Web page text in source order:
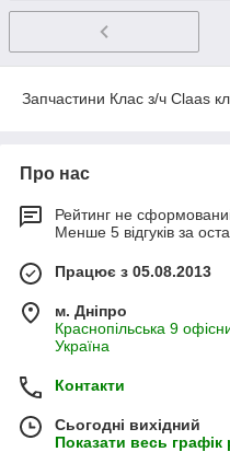
Запчастини Клас з/ч Claas
Про нас
Рейтинг не
Менше 5 відгуків за
Працює з 05.08.2013
м. Дніпро
Краснопільська 9
Україна
Контакти
Сьогодні вихідний
Показати весь графік